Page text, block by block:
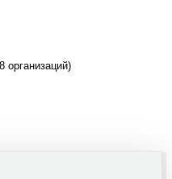
организаций)